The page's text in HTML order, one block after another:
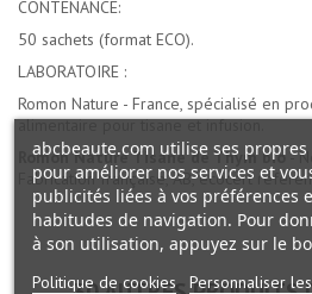
CONTENANCE:
50 sachets (format ECO).
LABORATOIRE :
Romon Nature - France, spécialisé en
alimentaire pour tisane et infusion.
Romon Nature Tisane de Thym bio-
Fabrication française, AB, ecocert
abcbeaute.com utilise ses
pour améliorer nos services et
publicités liées à vos préférences
habitudes de navigation. Pour
à son utilisation, appuyez sur le
Politique de cookies Personnaliser